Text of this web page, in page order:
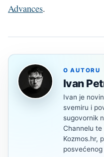
Advances.
O AUTORU
Ivan
Ivan je
svemiru i
sugovornik
Channelu te
Kozmos.hr,